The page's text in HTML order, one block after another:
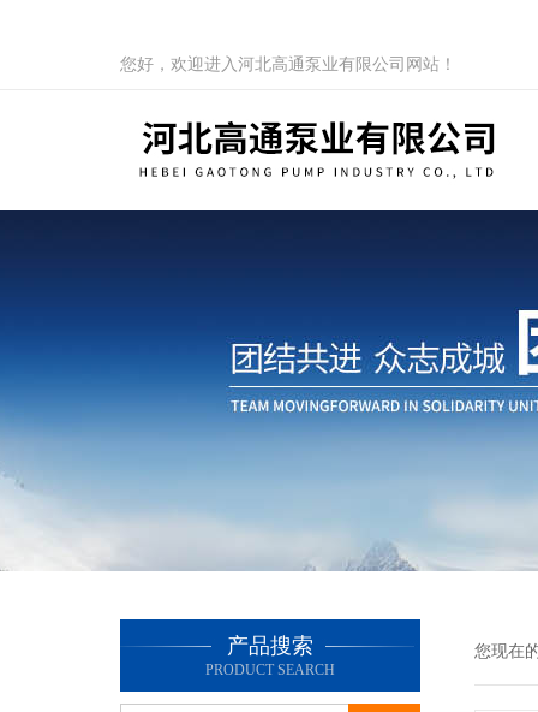
您好，欢迎进入河北高通泵业有限公司网站！
产品搜索
PRODUCT SEARCH
您现在